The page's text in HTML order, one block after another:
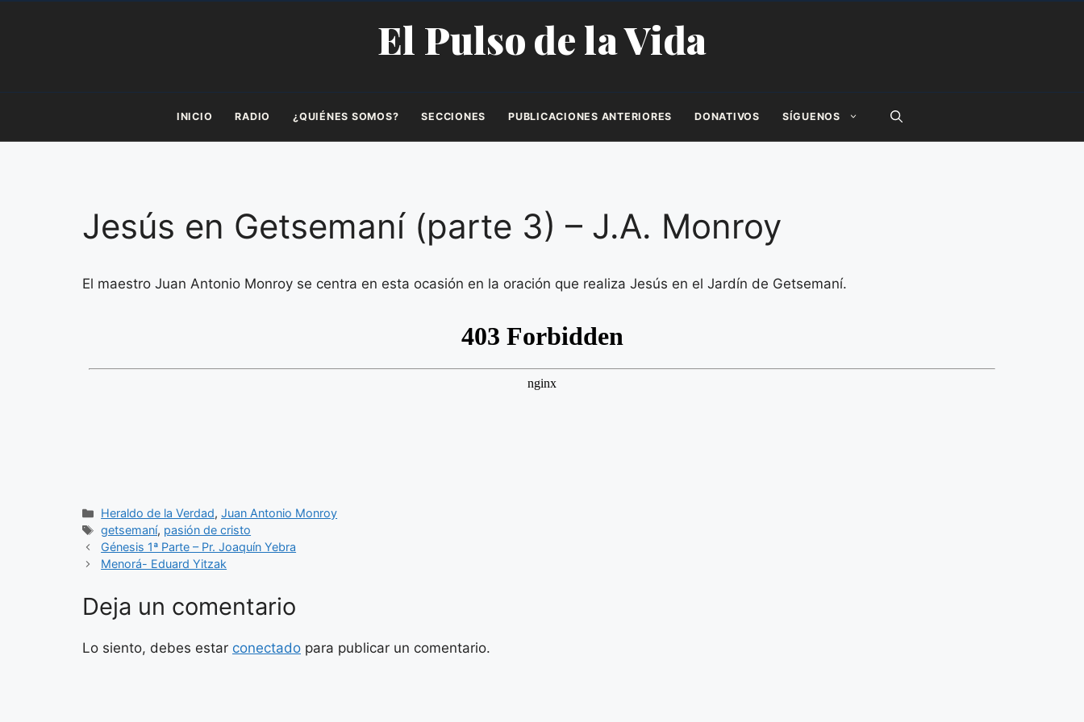
El Pulso de la Vida
INICIO RADIO ¿QUIÉNES SOMOS? SECCIONES PUBLICACIONES ANTERIORES DONATIVOS SÍGUENOS
Jesús en Getsemaní (parte 3) – J.A. Monroy
El maestro Juan Antonio Monroy se centra en esta ocasión en la oración que realiza Jesús en el Jardín de Getsemaní.
Categorías
Heraldo de la Verdad,Juan Antonio Monroy
Etiquetas
getsemaní, pasión de cristo
Génesis 1ª Parte – Pr. Joaquín Yebra
Menorá- Eduard Yitzak
Deja un comentario
Lo siento, debes estar conectado para publicar un comentario.